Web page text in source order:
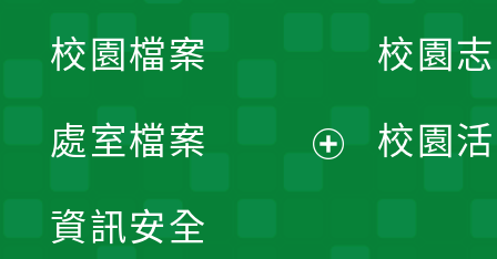
單
校園檔案
處室檔案
資訊安全
校園
校園